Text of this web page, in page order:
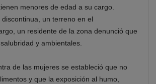
menores de edad a su cargo.
un terreno en el
un residente de la zona denunció que
y ambientales.
de las mujeres se estableció que no
y que la exposición al humo,